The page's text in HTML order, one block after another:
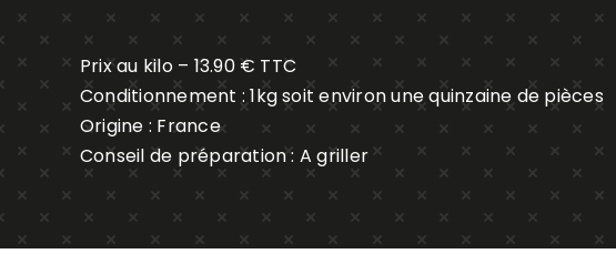
Prix au kilo – 13.90 € TTC
Conditionnement : 1kg soit environ une quinzaine de pièces
Origine : France
Conseil de préparation : A griller